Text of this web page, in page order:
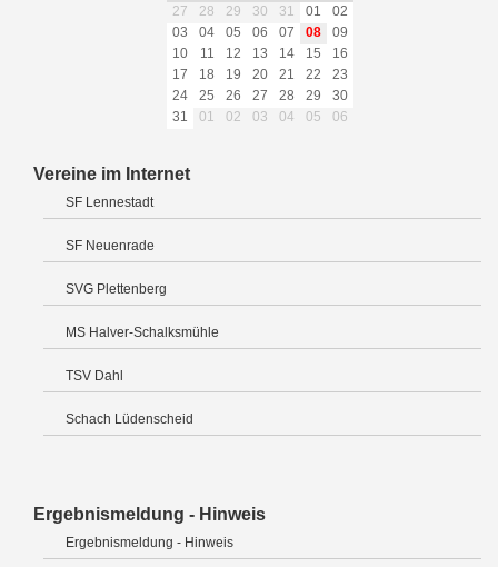
27
28 29 30 31 01
02
03
04 05 06 07 08
09
10
11 12 13 14 15
16
17
18 19 20 21 22
23
24
25 26 27 28 29
30
31
01 02 03 04 05 06
Vereine im Internet
SF Lennestadt
SF Neuenrade
SVG Plettenberg
MS Halver-Schalksmühle
TSV Dahl
Schach Lüdenscheid
Ergebnismeldung - Hinweis
Ergebnismeldung - Hinweis